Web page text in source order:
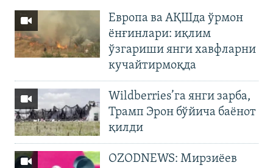
Европа ва АҚШда ўрмон
ёнғинлари: иқлим
ўзгариши янги хавфларни
кучайтирмоқда
Wildberries’га янги зарба,
Трамп Эрон бўйича баёнот
қилди
OZODNEWS: Мирзиёев